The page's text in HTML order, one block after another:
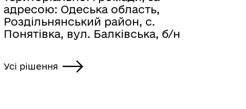
адресою: Одеська область,
Роздільнянський район, с.
Понятівка, вул. Балківська, б/н
Усі рішення